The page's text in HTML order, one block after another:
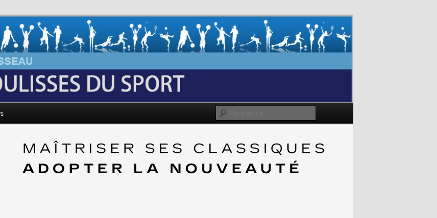
Les Coulisses du Sport